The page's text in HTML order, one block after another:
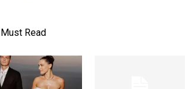
au
Must Read